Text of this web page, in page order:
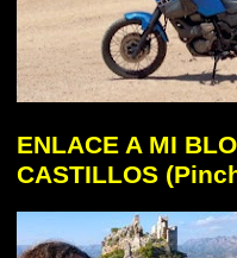
ENLACE A MI
CASTILLOS